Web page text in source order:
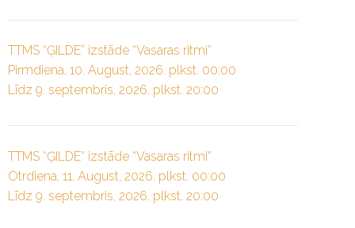
TTMS “ĢILDE” izstāde “Vasaras ritmi”
Pirmdiena, 10. August, 2026. plkst. 00:00
Līdz 9. septembris, 2026. plkst. 20:00
TTMS “ĢILDE” izstāde “Vasaras ritmi”
Otrdiena, 11. August, 2026. plkst. 00:00
Līdz 9. septembris, 2026. plkst. 20:00